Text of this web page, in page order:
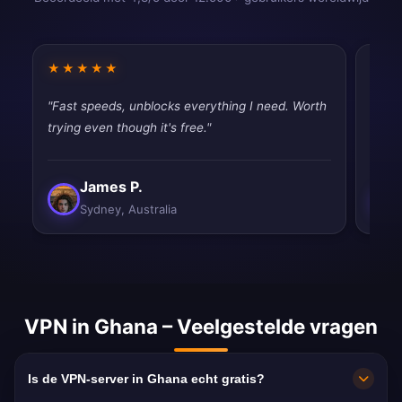
★★★★★
"Fast speeds, unblocks everything I need. Worth
trying even though it's free."
James P.
Sydney, Australia
VPN in Ghana – Veelgestelde vragen
Is de VPN-server in Ghana echt gratis?